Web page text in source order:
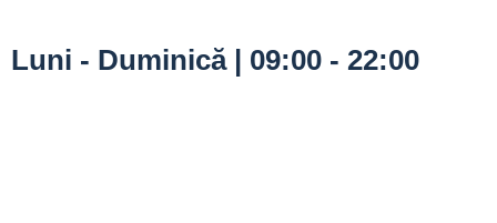
Luni - Duminică | 09:00 - 22:00